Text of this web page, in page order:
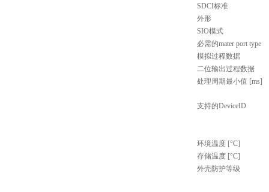
SDCI标准
外形
SIO模式
必需的mater port type
模拟过程数据
二位输出过程数据
处理周期最小值 [ms]
支持的DeviceID
环境温度 [°C]
存储温度 [°C]
外壳防护等级